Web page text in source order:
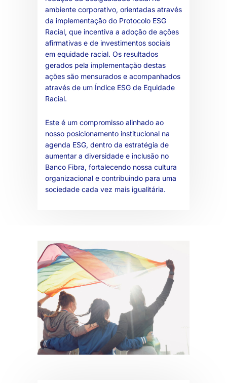
ambiente corporativo, orientadas através
da implementação do Protocolo ESG
Racial, que incentiva a adoção de ações
afirmativas e de investimentos sociais
em equidade racial. Os resultados
gerados pela implementação destas
ações são mensurados e acompanhados
através de um Índice ESG de Equidade
Racial.
Este é um compromisso alinhado ao
nosso posicionamento institucional na
agenda ESG, dentro da estratégia de
aumentar a diversidade e inclusão no
Banco Fibra, fortalecendo nossa cultura
organizacional e contribuindo para uma
sociedade cada vez mais igualitária.